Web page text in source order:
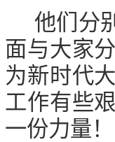
他们分
面与大家
为新时代
工作有些
一份力量！